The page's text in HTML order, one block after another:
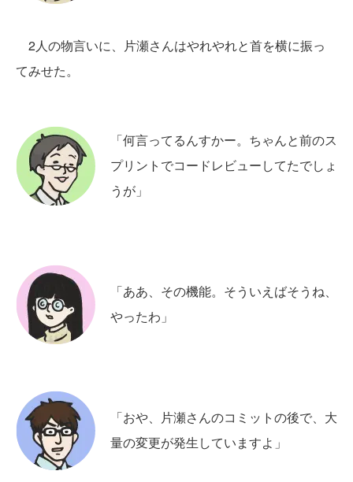
2人の物言いに、片瀬さんはやれやれと首を横に振っ
てみせた。
「何言ってるんすかー。ちゃんと前のス
プリントでコードレビューしてたでしょ
うが」
「ああ、その機能。そういえばそうね、
やったわ」
「おや、片瀬さんのコミットの後で、大
量の変更が発生していますよ」